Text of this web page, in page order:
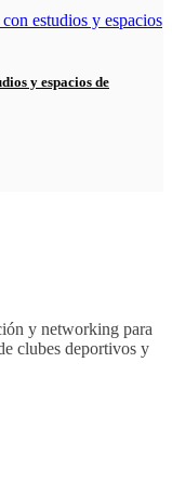
y espacios de
y networking para
clubes deportivos y